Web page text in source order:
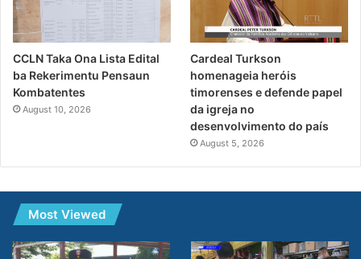
CCLN Taka Ona Lista Edital
ba Rekerimentu Pensaun
Kombatentes
August 10, 2026
Cardeal Turkson
homenageia heróis
timorenses e defende papel
da igreja no
desenvolvimento do país
August 5, 2026
Most Viewed